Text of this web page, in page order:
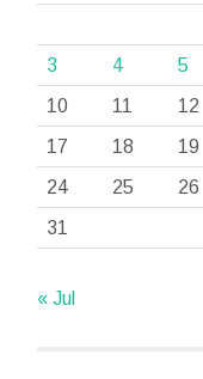
3
4 5
10
11 12
17
18 19
24
25 26
31
« Jul